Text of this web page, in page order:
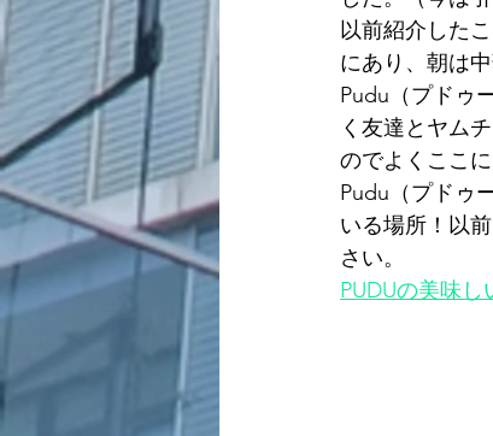
以前紹介した
にあり、朝は
Pudu（プドゥ
く友達とヤム
のでよくここ
Pudu（プドゥ
いる場所！以
さい。
PUDUの美味し